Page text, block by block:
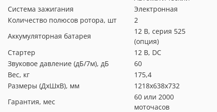
Система зажигания
Электронная
Количество полюсов ротора, шт
2
Аккумуляторная батарея
12 В, серия 525
(опция)
Стартер
12 В, DC
Звуковое давление (дБ/7м), дБ
60
Вес, кг
175,4
Размеры (ДхШхВ), мм
1218х638х732
Гарантия, мес
60 или 2000
моточасов